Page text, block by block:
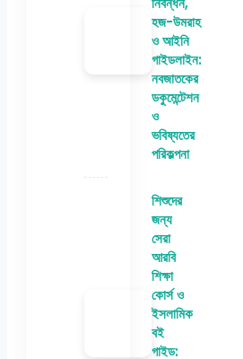
হজ-উমরাহ
ও আইনি
গাইডলাইন:
নবজাতকের
ডকুমেন্টেশন
ও
ভবিষ্যতের
পরিকল্পনা
শিশুদের
জন্য
সেরা
আরবি
শিক্ষা
কোর্স ও
ইসলামিক
বই
গাইড: